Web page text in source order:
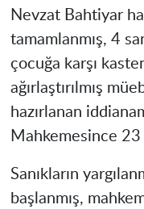
Nevzat Bahtiyar
tamamlanmış, 4
çocuğa karşı
ağırlaştırılmış
hazırlanan
Mahkemesince
Sanıkların
başlanmış,